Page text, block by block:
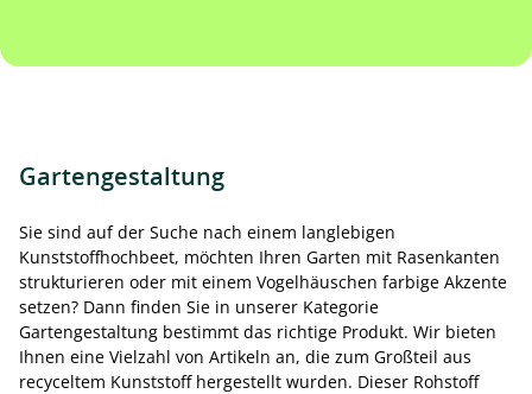
Gartengestaltung
Sie sind auf der Suche nach einem langlebigen
Kunststoffhochbeet, möchten Ihren Garten mit Rasenkanten
strukturieren oder mit einem Vogelhäuschen farbige Akzente
setzen? Dann finden Sie in unserer Kategorie
Gartengestaltung bestimmt das richtige Produkt. Wir bieten
Ihnen eine Vielzahl von Artikeln an, die zum Großteil aus
recyceltem Kunststoff hergestellt wurden. Dieser Rohstoff